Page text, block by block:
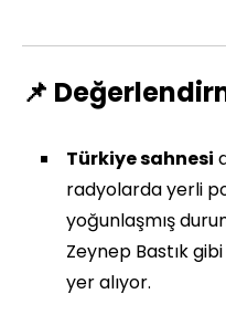
📌
Türkiye sahnesi
radyolarda yerli
yoğunlaşmış
Zeynep Bastık
yer alıyor.